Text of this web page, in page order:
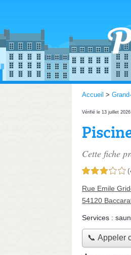
Accueil >
Vérifié le 13 juillet 2026
Cette fiche
3,0 étoiles sur 5
Rue Emile
54120
Services :
📞 Appeler